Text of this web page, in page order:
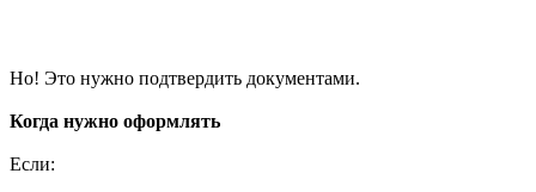
Но! Это нужно подтвердить документами.
Когда нужно оформлять
Если: